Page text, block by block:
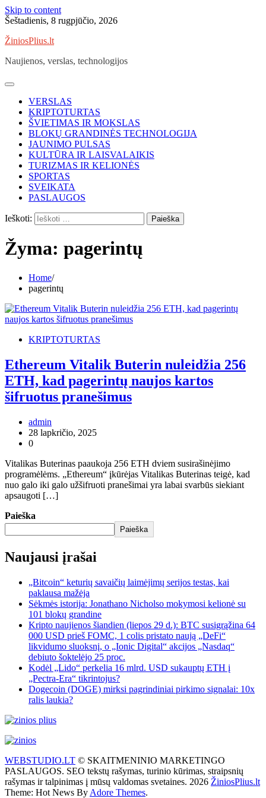
Skip to content
Šeštadienis, 8 rugpjūčio, 2026
ŽiniosPlius.lt
Naujienos, verslas, technologijos
VERSLAS
KRIPTOTURTAS
ŠVIETIMAS IR MOKSLAS
BLOKŲ GRANDINĖS TECHNOLOGIJA
JAUNIMO PULSAS
KULTŪRA IR LAISVALAIKIS
TURIZMAS IR KELIONĖS
SPORTAS
SVEIKATA
PASLAUGOS
Ieškoti:
Žyma: pagerintų
Home
pagerintų
KRIPTOTURTAS
Ethereum Vitalik Buterin nuleidžia 256
ETH, kad pagerintų naujos kartos
šifruotus pranešimus
admin
28 lapkričio, 2025
0
Vitalikas Buterinas paaukoja 256 ETH dviem susirašinėjimo
programėlėms. „Ethereum“ įkūrėjas Vitalikas Buterinas teigė, kad
nuo galo iki galo užšifruoti pranešimai yra labai svarbūs siekiant
apsaugoti […]
Paieška
Paieška
Naujausi įrašai
„Bitcoin“ keturių savaičių laimėjimų serijos testas, kai
paklausa mažėja
Sėkmės istorija: Jonathano Nicholso mokymosi kelionė su
101 blokų grandine
Kripto naujienos šiandien (liepos 29 d.): BTC susigrąžina 64
000 USD prieš FOMC, 1 colis pristato naują „DeFi“
likvidumo sluoksnį, o „Ionic Digital“ akcijos „Nasdaq“
debiuto šoktelėjo 25 proc.
Kodėl „Lido“ perkelia 16 mlrd. USD sukauptų ETH į
„Pectra-Era“ tikrintojus?
Dogecoin (DOGE) mirksi pagrindiniai pirkimo signalai: 10x
ralis laukia?
WEBSTUDIO.LT © SKAITMENINIO MARKETINGO
PASLAUGOS. SEO tekstų rašymas, turinio kūrimas, straipsnių
rašymas ir talpinimas į mūsų valdomas svetaines. 2026 ŽiniosPlius.lt
Theme: Hot News By Adore Themes.